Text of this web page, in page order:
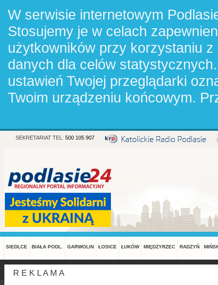
W serwisie internetowym
Stosujemy je w celach
użytkowników przy korzystaniu
danych dla celów
ustawień Twojej przeglądarki
Twoim urządzeniu końcowym.
SEKRETARIAT TEL: 500 105 907
SIEDLCE BIAŁA PODL. GARWOLIN ŁOSICE ŁUKÓW MIĘDZYRZEC RADZYŃ
R E K L A M A